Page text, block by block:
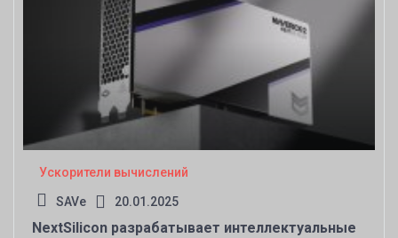
Ускорители вычислений
SAVe 20.01.2025
NextSilicon разрабатывает интеллектуальные